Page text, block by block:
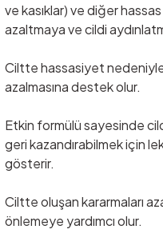
ve kasıklar) ve diğer
azaltmaya ve cildi
Ciltte hassasiyet nedeniyle
azalmasına destek olur.
Etkin formülü sayesinde
geri kazandırabilmek için
gösterir.
Ciltte oluşan kararmaları
önlemeye yardımcı olur.